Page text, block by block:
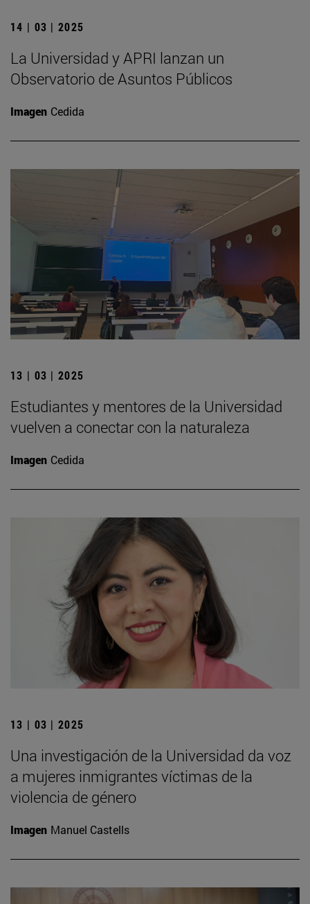
14 | 03 | 2025
La Universidad y APRI lanzan un
Observatorio de Asuntos Públicos
Imagen Cedida
13 | 03 | 2025
Estudiantes y mentores de la Universidad
vuelven a conectar con la naturaleza
Imagen Cedida
13 | 03 | 2025
Una investigación de la Universidad da voz
a mujeres inmigrantes víctimas de la
violencia de género
Imagen Manuel Castells